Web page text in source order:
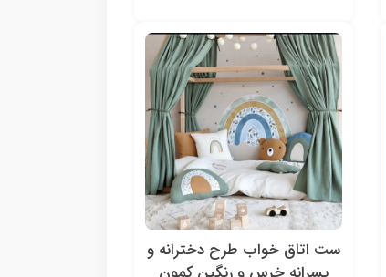
ست اتاق خواب طرح دخترانه‌ و